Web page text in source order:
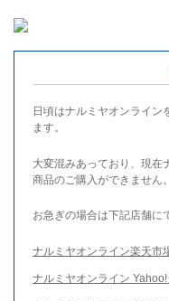
日頃はナルミヤオンライン
ます。
大変混みあっており、現在
商品のご購入ができません。
お急ぎの場合は下記店舗に
ナルミヤオンライン楽天市
ナルミヤオンライン